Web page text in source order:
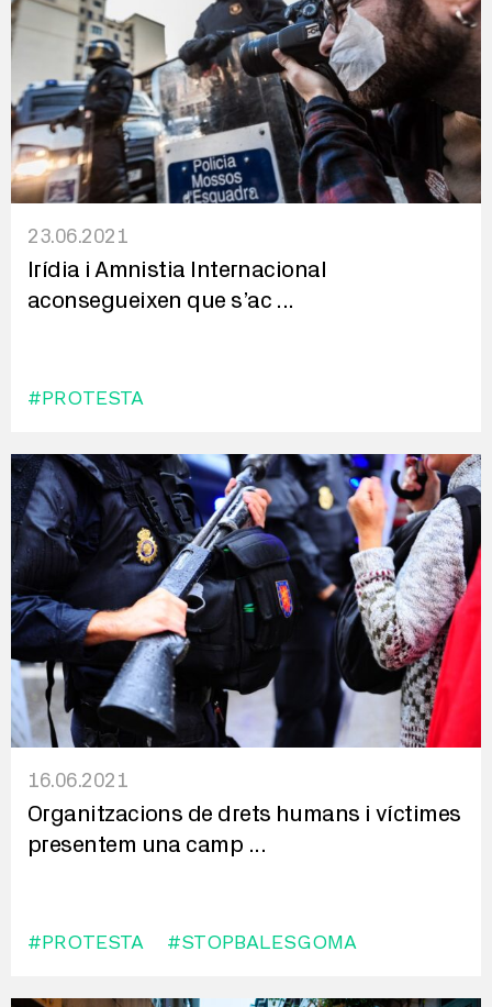
23.06.2021
Irídia i Amnistia Internacional
aconsegueixen que s’ac ...
#PROTESTA
16.06.2021
Organitzacions de drets humans i víctimes
presentem una camp ...
#PROTESTA #STOPBALESGOMA